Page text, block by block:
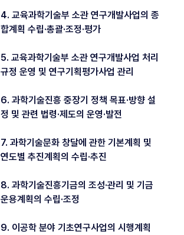
4. 교육과학기술부 소관 연구개발사업의 종
합계획 수립·총괄·조정·평가
5. 교육과학기술부 소관 연구개발사업 처리
규정 운영 및 연구기획평가사업 관리
6. 과학기술진흥 중장기 정책 목표·방향 설
정 및 관련 법령·제도의 운영·발전
7. 과학기술문화 창달에 관한 기본계획 및
연도별 추진계획의 수립·추진
8. 과학기술진흥기금의 조성·관리 및 기금
운용계획의 수립·조정
9. 이공학 분야 기초연구사업의 시행계획